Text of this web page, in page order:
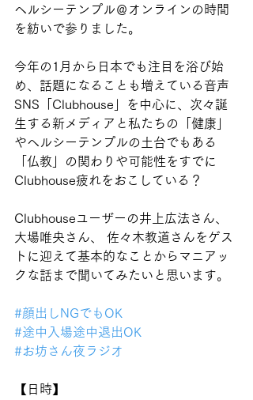
ヘルシーテンプル＠オンラインの時間
を紡いで参りました。
今年の1月から日本でも注目を浴び始
め、話題になることも増えている音声
SNS「Clubhouse」を中心に、次々誕
生する新メディアと私たちの「健康」
やヘルシーテンプルの土台でもある
「仏教」の関わりや可能性をすでに
Clubhouse疲れをおこしている？
Clubhouseユーザーの井上広法さん、
大場唯央さん、 佐々木教道さんをゲス
トに迎えて基本的なことからマニアッ
クな話まで聞いてみたいと思います。
#顔出しNGでもOK
#途中入場途中退出OK
#お坊さん夜ラジオ
【日時】